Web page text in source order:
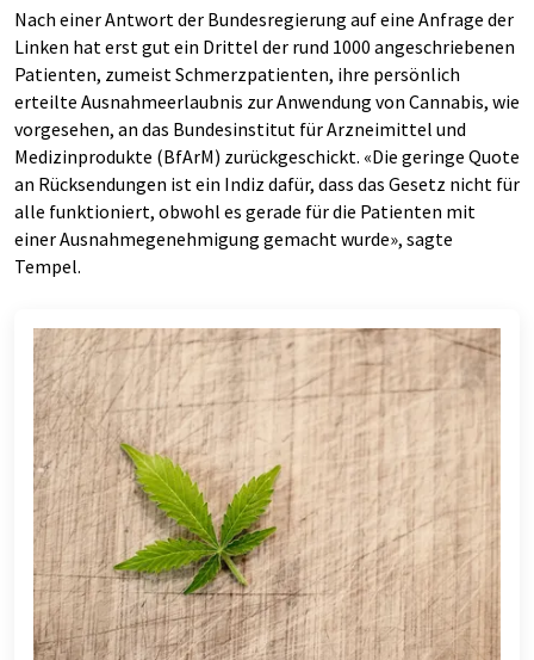
Nach einer Antwort der Bundesregierung auf eine Anfrage der
Linken hat erst gut ein Drittel der rund 1000 angeschriebenen
Patienten, zumeist Schmerzpatienten, ihre persönlich
erteilte Ausnahmeerlaubnis zur Anwendung von Cannabis, wie
vorgesehen, an das Bundesinstitut für Arzneimittel und
Medizinprodukte (BfArM) zurückgeschickt. «Die geringe Quote
an Rücksendungen ist ein Indiz dafür, dass das Gesetz nicht für
alle funktioniert, obwohl es gerade für die Patienten mit
einer Ausnahmegenehmigung gemacht wurde», sagte
Tempel.